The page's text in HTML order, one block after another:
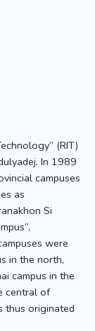
(RIT)
In 1989
campuses
as
Si
were
in the north,
campus in the
central of
thus originated